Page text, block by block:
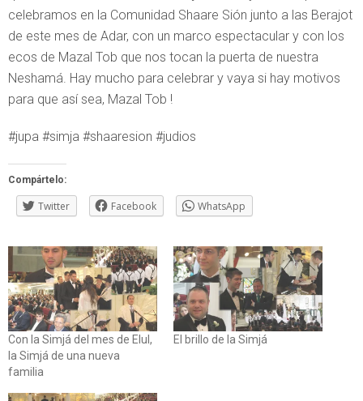
celebramos en la Comunidad Shaare Sión junto a las Berajot
de este mes de Adar, con un marco espectacular y con los
ecos de Mazal Tob que nos tocan la puerta de nuestra
Neshamá. Hay mucho para celebrar y vaya si hay motivos
para que así sea, Mazal Tob !
#jupa #simja #shaaresion #judios
Compártelo:
Twitter Facebook WhatsApp
Con la Simjá del mes de Elul,
la Simjá de una nueva
familia
El brillo de la Simjá